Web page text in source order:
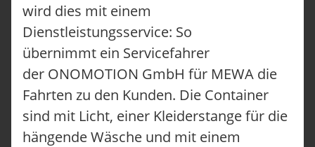
wird dies mit einem
Dienstleistungsservice: So
übernimmt ein Servicefahrer
der ONOMOTION GmbH für MEWA die
Fahrten zu den Kunden. Die Container
sind mit Licht, einer Kleiderstange für die
hängende Wäsche und mit einem